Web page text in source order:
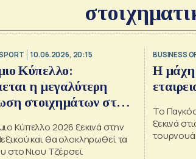
10.06.2026, 20:15
Κύπελλο:
η μεγαλύτερη
στοιχημάτων στην
Κύπελλο 2026 ξεκινά στην
και θα ολοκληρωθεί τα
στο Νιου Τζέρσεϊ
BUSINESS
Η μάχη
Το
ξεκινά